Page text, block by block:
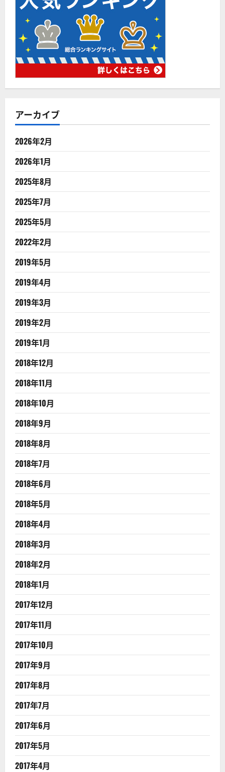
アーカイブ
2026年2月
2026年1月
2025年8月
2025年7月
2025年5月
2022年2月
2019年5月
2019年4月
2019年3月
2019年2月
2019年1月
2018年12月
2018年11月
2018年10月
2018年9月
2018年8月
2018年7月
2018年6月
2018年5月
2018年4月
2018年3月
2018年2月
2018年1月
2017年12月
2017年11月
2017年10月
2017年9月
2017年8月
2017年7月
2017年6月
2017年5月
2017年4月